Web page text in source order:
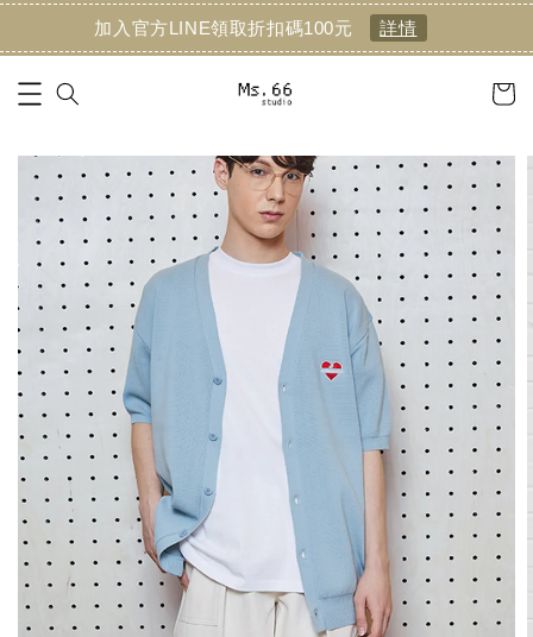
加入官方LINE領取折扣碼100元 詳情